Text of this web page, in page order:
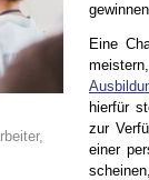
Eine
hierfür
zur
einer